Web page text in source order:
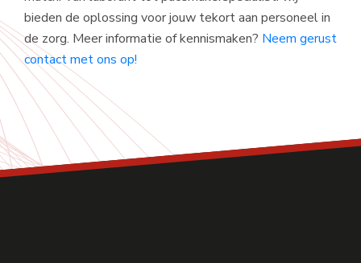
bieden de oplossing voor jouw tekort aan personeel in
de zorg. Meer informatie of kennismaken? Neem gerust
contact met ons op!